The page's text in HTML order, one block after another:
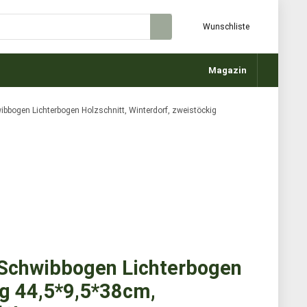
Wunschliste
Magazin
Lichterbogen Holzschnitt, Winterdorf, zweistöckig
Lichterbogen
44,5*9,5*38cm,